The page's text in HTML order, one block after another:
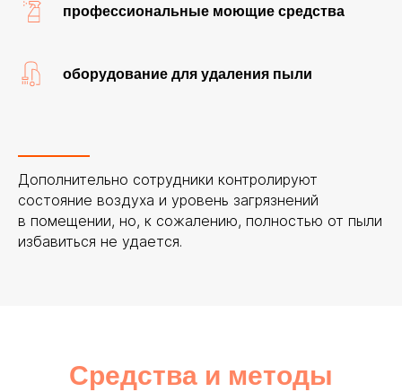
профессиональные моющие средства
оборудование для удаления пыли
Дополнительно сотрудники контролируют
состояние воздуха и уровень загрязнений
в помещении, но, к сожалению, полностью от пыли
избавиться не удается.
Средства и методы